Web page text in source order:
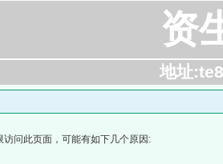
资
地址
问此页面，可能有如下几个原因: